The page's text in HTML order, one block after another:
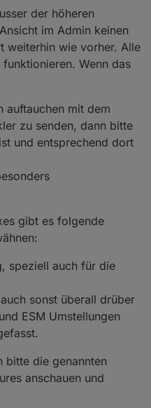
der höheren
im Admin keinen
weiterhin wie vorher. Alle
Wenn das
auftauchen mit dem
zu senden, dann bitte
und entsprechend dort
gibt es folgende
speziell auch für die
sonst überall drüber
ESM Umstellungen
bitte die genannten
anschauen und